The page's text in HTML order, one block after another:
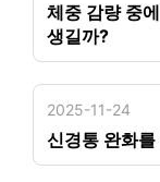
체중 감량 중
생길까?
2025-11-24
신경통 완화